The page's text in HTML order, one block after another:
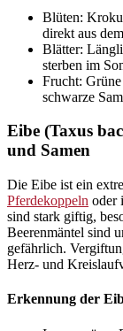
Blüten:
direkt aus
Blätter:
sterben im
Frucht:
schwarze
Eibe (Taxus
und Samen
Die Eibe ist ein
Pferdekoppeln oder
sind stark giftig,
Beerenmäntel sind
gefährlich.
Herz- und
Erkennung der